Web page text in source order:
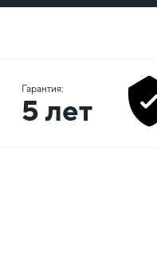
Гарантия:
5 лет